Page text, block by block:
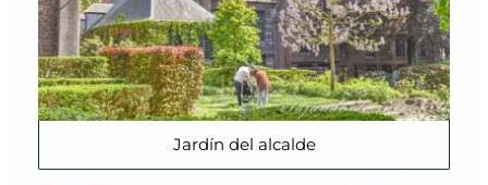
Jardín del alcalde